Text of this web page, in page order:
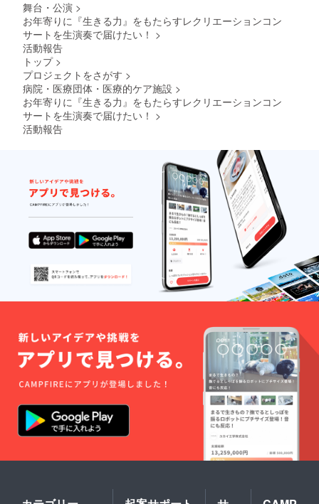
舞台・公演 >
お年寄りに『生きる力』をもたらすレクリエーションコン
サートを生演奏で届けたい！ >
活動報告
トップ >
プロジェクトをさがす >
病院・医療団体・医療的ケア施設 >
お年寄りに『生きる力』をもたらすレクリエーションコン
サートを生演奏で届けたい！ >
活動報告